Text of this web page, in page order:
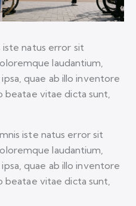
iste natus error sit
laudantium,
quae ab illo inventore
vitae dicta sunt,
iste natus error sit
laudantium,
quae ab illo inventore
vitae dicta sunt,